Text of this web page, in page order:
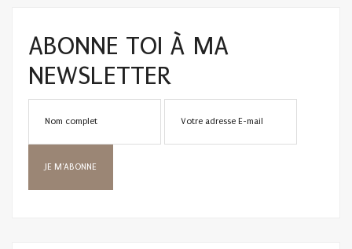
ABONNE TOI À MA
NEWSLETTER